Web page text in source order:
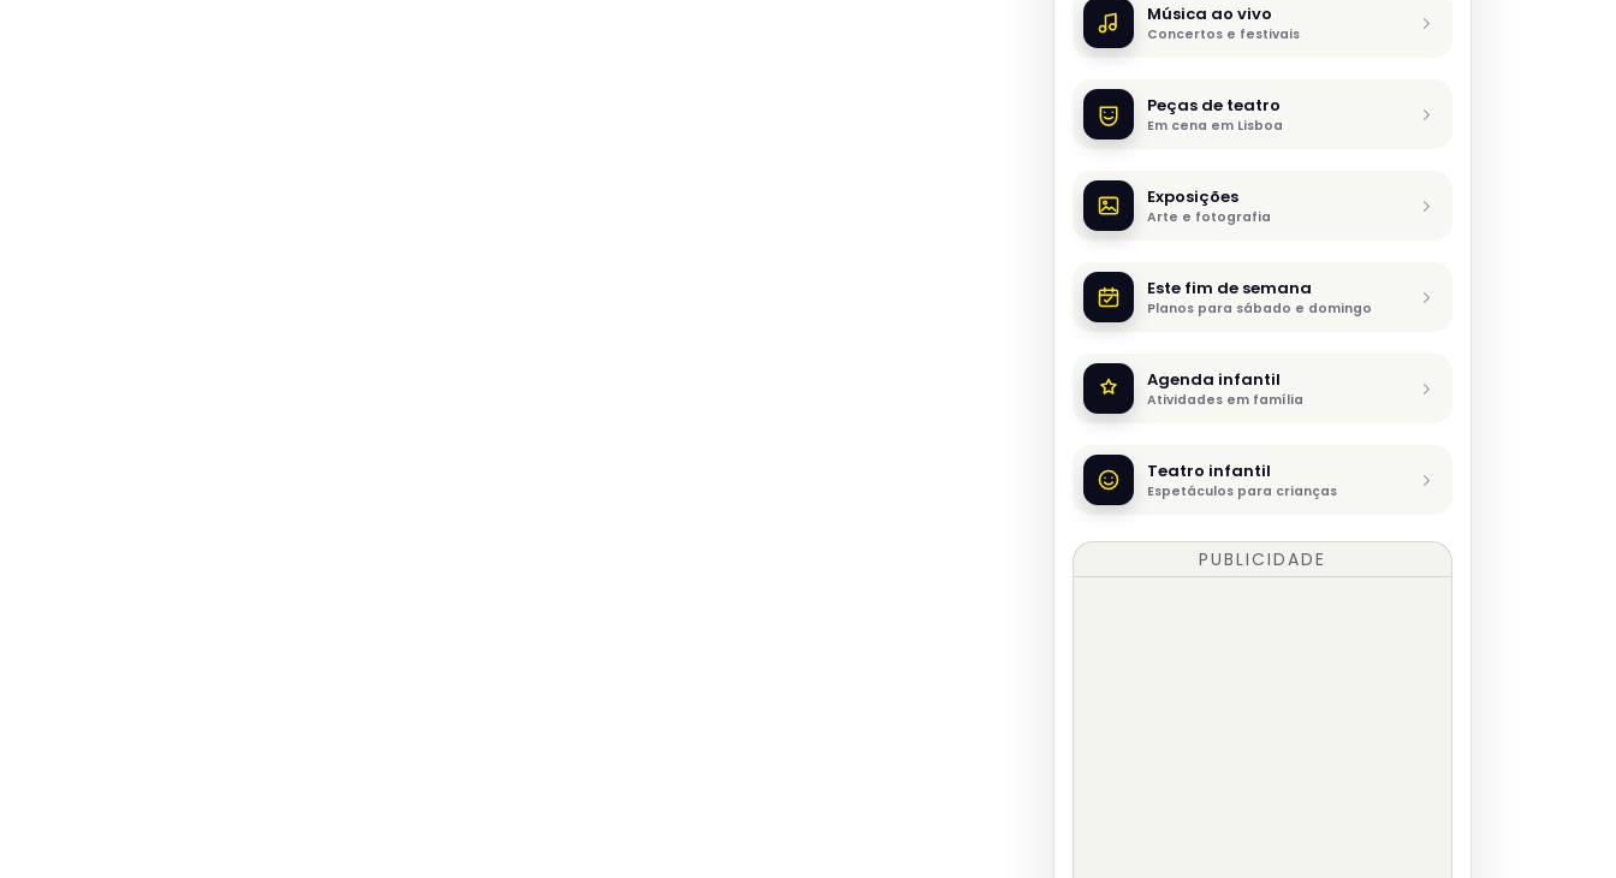
Música ao vivo
Concertos e festivais
Peças de teatro
Em cena em Lisboa
Exposições
Arte e fotografia
Este fim de semana
Planos para sábado e domingo
Agenda infantil
Atividades em família
Teatro infantil
Espetáculos para crianças
PUBLICIDADE